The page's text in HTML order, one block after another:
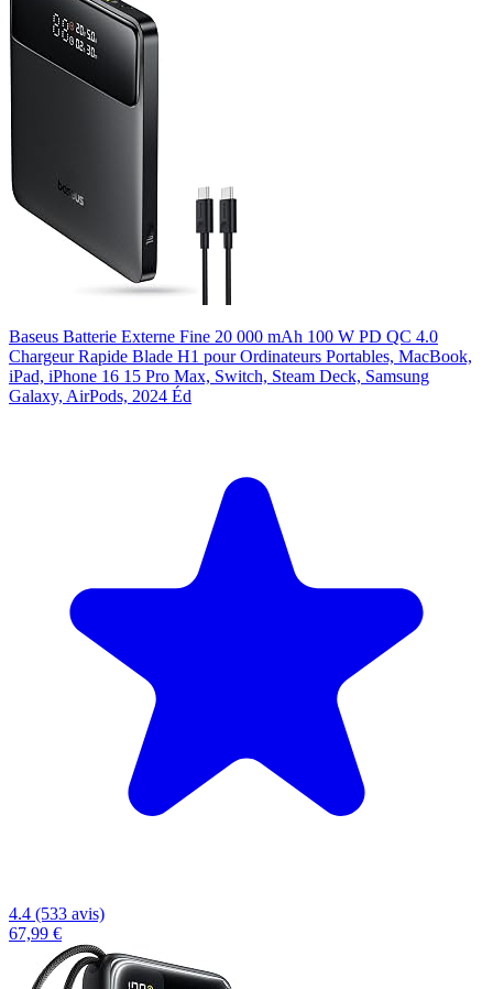
Baseus Batterie Externe Fine 20 000 mAh 100 W PD QC 4.0
Chargeur Rapide Blade H1 pour Ordinateurs Portables, MacBook,
iPad, iPhone 16 15 Pro Max, Switch, Steam Deck, Samsung
Galaxy, AirPods, 2024 Éd
4.4 (533 avis)
67,99 €